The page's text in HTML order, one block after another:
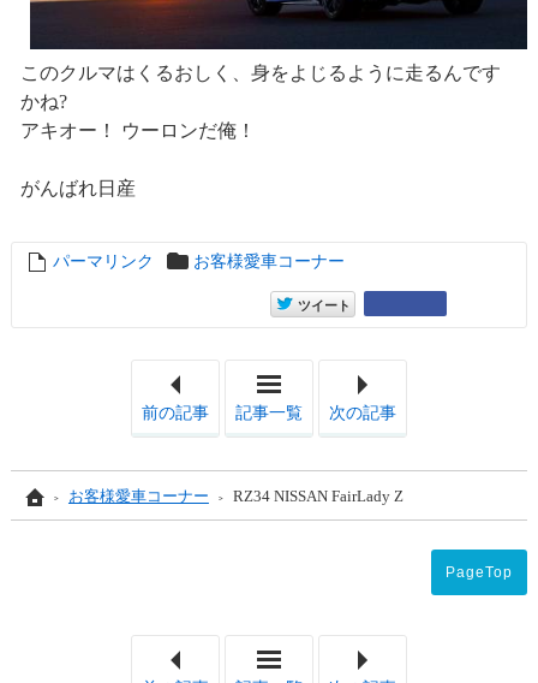
このクルマはくるおしく、身をよじるように走るんです
かね?
アキオー！ ウーロンだ俺！
がんばれ日産
entry18513
パーマリンク お客様愛車コーナー
entry18513
ツイート
前の記事 記事一覧 次の記事
Homeお客様愛車コーナー RZ34 NISSAN FairLady Z
PageTop